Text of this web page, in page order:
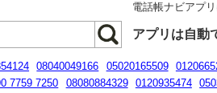
電話帳ナビアプ
アプリは自動
08040049166 05020165509
7759 7250 08080884329 0120935474